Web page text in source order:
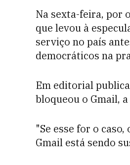
Na sexta-feira, por
que levou à
serviço no país
democráticos na
Em editorial
bloqueou o Gmail,
"Se esse for o
Gmail está sendo